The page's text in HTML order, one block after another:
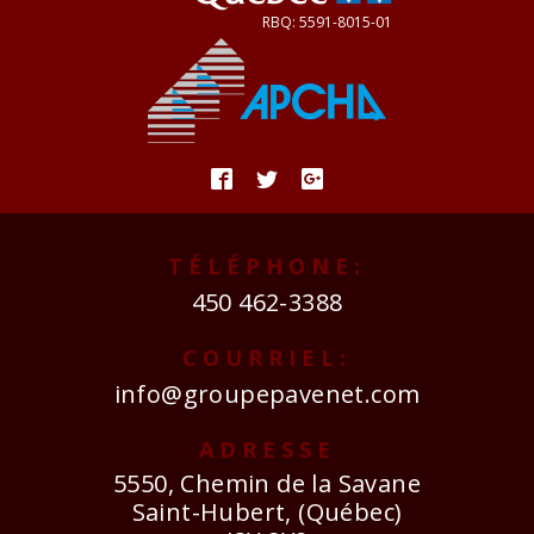
TÉLÉPHONE:
450 462-3388
COURRIEL:
info@groupepavenet.com
ADRESSE
5550, Chemin de la Savane
Saint-Hubert, (Québec)